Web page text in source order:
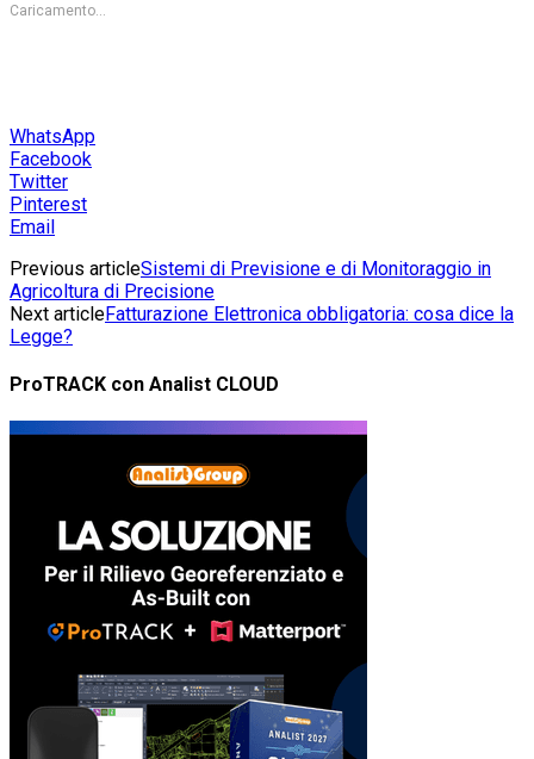
Caricamento...
WhatsApp
Facebook
Twitter
Pinterest
Email
Previous articleSistemi di Previsione e di Monitoraggio in
Agricoltura di Precisione
Next articleFatturazione Elettronica obbligatoria: cosa dice la
Legge?
ProTRACK con Analist CLOUD